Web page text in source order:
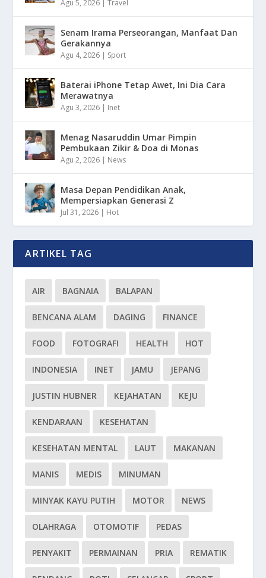
Agu 5, 2026 |Travel
Senam Irama Perseorangan, Manfaat Dan
Gerakannya
Agu 4, 2026 | Sport
Baterai iPhone Tetap Awet, Ini Dia Cara
Merawatnya
Agu 3, 2026 | Inet
Menag Nasaruddin Umar Pimpin
Pembukaan Zikir & Doa di Monas
Agu 2, 2026 | News
Masa Depan Pendidikan Anak,
Mempersiapkan Generasi Z
Jul 31, 2026 | Hot
ARTIKEL TAG
AIR BAGNAIA BALAPAN
BENCANA ALAM DAGING FINANCE
FOOD FOTOGRAFI HEALTH HOT
INDONESIA INET JAMU JEPANG
JUSTIN HUBNER KEJAHATAN KEJU
KENDARAAN KESEHATAN
KESEHATAN MENTAL LAUT MAKANAN
MANIS MEDIS MINUMAN
MINYAK KAYU PUTIH MOTOR NEWS
OLAHRAGA OTOMOTIF PEDAS
PENYAKIT PERMAINAN PRIA REMATIK